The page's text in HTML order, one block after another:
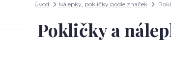
Úvod Nálepky, pokličky podle značek
Pokličky a